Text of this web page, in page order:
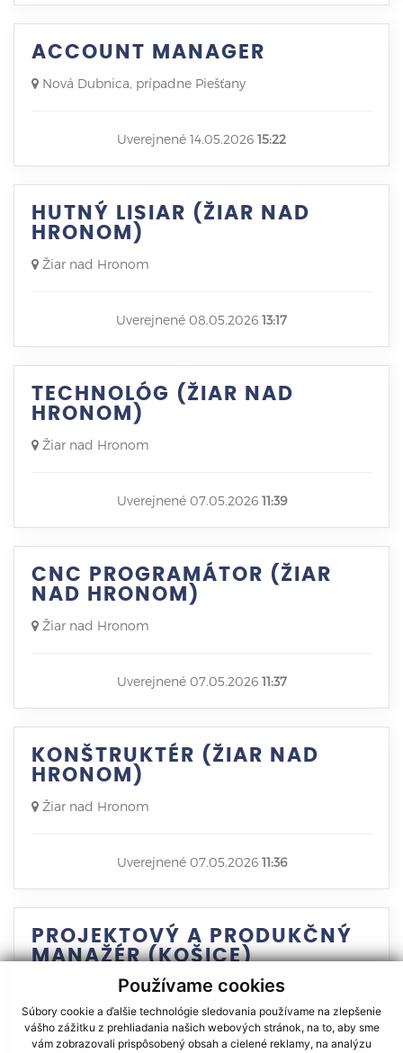
Používame cookies
Súbory cookie a ďalšie technológie sledovania používame na zlepšenie
vášho zážitku z prehliadania našich webových stránok, na to, aby sme
vám zobrazovali prispôsobený obsah a cielené reklamy, na analýzu
ACCOUNT MANAGER
Nová Dubnica, prípadne Piešťany
Uverejnené 14.05.2026 15:22
HUTNÝ LISIAR (ŽIAR NAD
HRONOM)
Žiar nad Hronom
Uverejnené 08.05.2026 13:17
TECHNOLÓG (ŽIAR NAD
HRONOM)
Žiar nad Hronom
Uverejnené 07.05.2026 11:39
CNC PROGRAMÁTOR (ŽIAR
NAD HRONOM)
Žiar nad Hronom
Uverejnené 07.05.2026 11:37
KONŠTRUKTÉR (ŽIAR NAD
HRONOM)
Žiar nad Hronom
Uverejnené 07.05.2026 11:36
PROJEKTOVÝ A PRODUKČNÝ
MANAŽÉR (KOŠICE)
Uverejnené 04.05.202610:15